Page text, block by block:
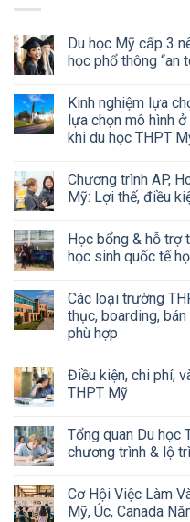
Du học Mỹ cấp 3
học phổ thông “an
Kinh nghiệm lựa
lựa chọn mô hình
khi du học THPT
Chương trình AP,
Mỹ: Lợi thế, điều
Học bổng & hỗ trợ
học sinh quốc tế
Các loại trường
thục, boarding,
phù hợp
Điều kiện, chi phí,
THPT Mỹ
Tổng quan Du học
chương trình & lộ
Cơ Hội Việc Làm
Mỹ, Úc, Canada